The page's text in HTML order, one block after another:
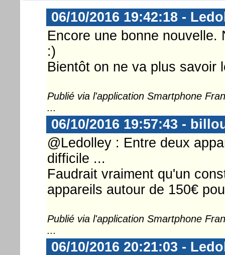
06/10/2016 19:42:18 -
Encore une bonne
:)
Bientôt on ne va plus savoir
Publié via l'application Smartphone
...
06/10/2016 19:57:43 -
@Ledolley : Entre deux
difficile ...
Faudrait vraiment qu'un
appareils autour de 150€
Publié via l'application Smartphone
...
06/10/2016 20:21:03 -